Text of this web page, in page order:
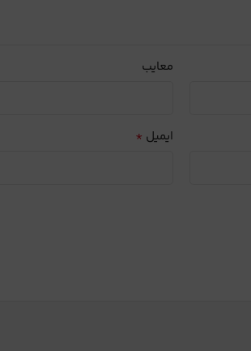
معایب
ایمیل *